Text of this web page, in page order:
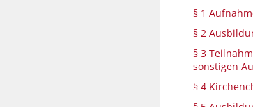
§ 1
§ 2
§ 3
sonstigen
§ 4